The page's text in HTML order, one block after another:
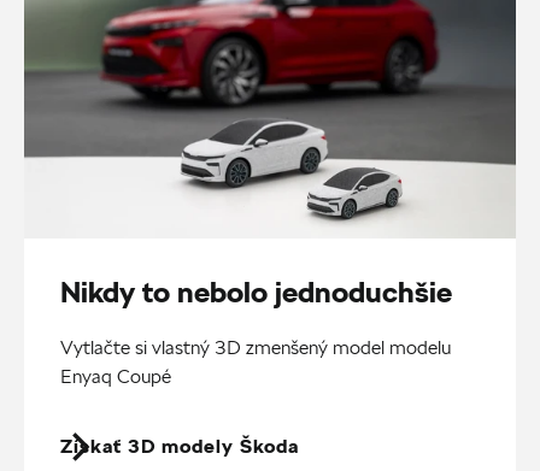
Nikdy to nebolo jednoduchšie
Vytlačte si vlastný 3D zmenšený model modelu
Enyaq Coupé
Získať 3D modely Škoda